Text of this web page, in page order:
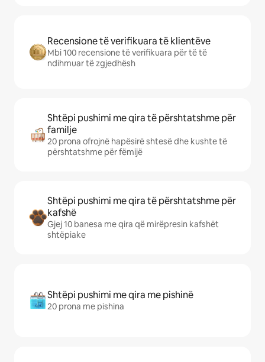
Recensione të verifikuara të klientëve
Mbi 100 recensione të verifikuara për të të
ndihmuar të zgjedhësh
Shtëpi pushimi me qira të përshtatshme për
familje
20 prona ofrojnë hapësirë shtesë dhe kushte të
përshtatshme për fëmijë
Shtëpi pushimi me qira të përshtatshme për
kafshë
Gjej 10 banesa me qira që mirëpresin kafshët
shtëpiake
Shtëpi pushimi me qira me pishinë
20 prona me pishina